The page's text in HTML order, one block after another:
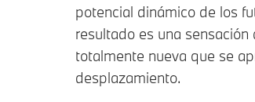
potencial dinámico de los
resultado es una sensación
totalmente nueva que se
desplazamiento.